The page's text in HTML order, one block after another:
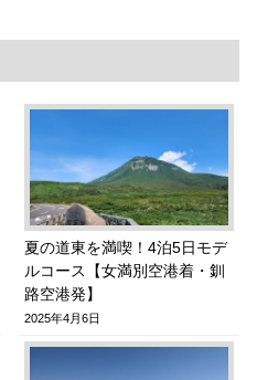
夏の道東を満喫！4泊5日モデ
ルコース【女満別空港着・釧
路空港発】
2025年4月6日